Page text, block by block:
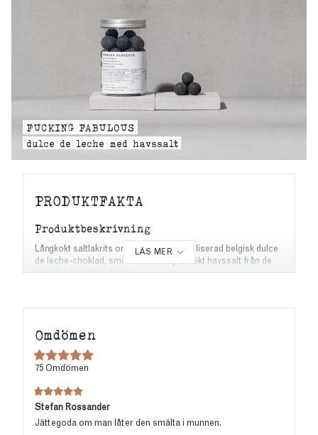
FUCKING FABULOUS
dulce de leche med havssalt
PRODUKTFAKTA
Produktbeskrivning
Långkokt saltlakrits omgiven av karamelliserad belgisk dulce
de leche-choklad, smaksatt med björkrökt havssalt från de
isländska Västfjordarna.
INGREDIENSER
65% vit choklad med karamell (kakaosmör, socker,
helmjölkspulver
(sojalecitin)
socker, invertsockersirap, 3,5 % rålakrits (Kalabrien), salmiak,
salt, stjärnanis, ytbehandlingsmedel (karnaubavax), rökt
havssalt, färgämne (vegetabilisk kol). Kakaoinnehåll, minst
Omdömen
75 Omdömen
Stefan Rossander
Jättegoda om man låter den smälta i munnen.